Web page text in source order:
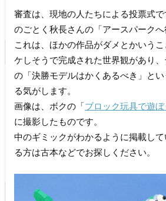
審査は、現地の人たちによる投票式
のごとく秋長さんの「アースパークへ
これは、ほかの作品がダメとかいう
ケしそうで完成された世界観があり
の「決勝モデルはかくあるべき」と
る気がします。
画像は、ボクの「ブロック玩具で遊ぼ
に撮影したものです。
中のギミックがわかるように掲載し
る方は古本などでお探しください。